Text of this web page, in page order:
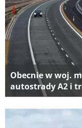
Obecnie w woj.
autostrady A2 i